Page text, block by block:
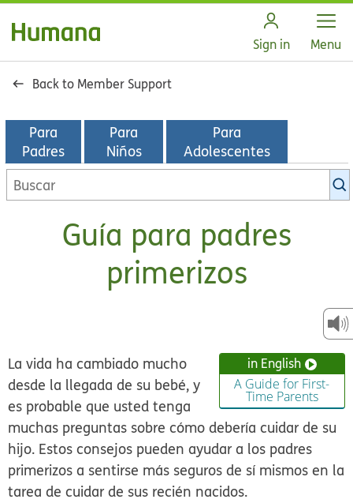
Sign in Open
Menu
Back to Member Support
Para
Padres
Para
Niños
Para
Adolescentes
Buscar
en
Guía para padres
primerizos
in English
A Guide for First-
Time Parents
La vida ha cambiado mucho
desde la llegada de su bebé, y
es probable que usted tenga
muchas preguntas sobre cómo debería cuidar de su
hijo. Estos consejos pueden ayudar a los padres
primerizos a sentirse más seguros de sí mismos en la
tarea de cuidar de sus recién nacidos.